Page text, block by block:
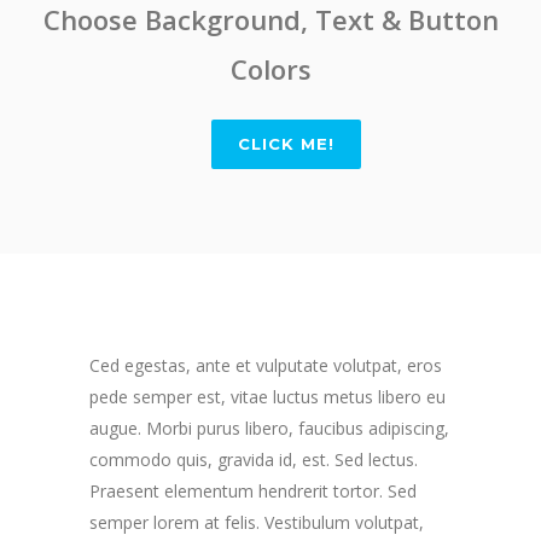
Choose Background, Text & Button
Colors
CLICK ME!
Ced egestas, ante et vulputate volutpat, eros
pede semper est, vitae luctus metus libero eu
augue. Morbi purus libero, faucibus adipiscing,
commodo quis, gravida id, est. Sed lectus.
Praesent elementum hendrerit tortor. Sed
semper lorem at felis. Vestibulum volutpat,